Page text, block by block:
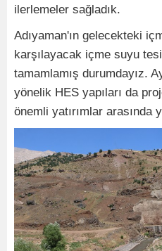
ilerlemeler sağladık.
Adıyaman'ın gelecekteki
karşılayacak içme suyu
tamamlamış durumdayız.
yönelik HES yapıları da
önemli yatırımlar arasında